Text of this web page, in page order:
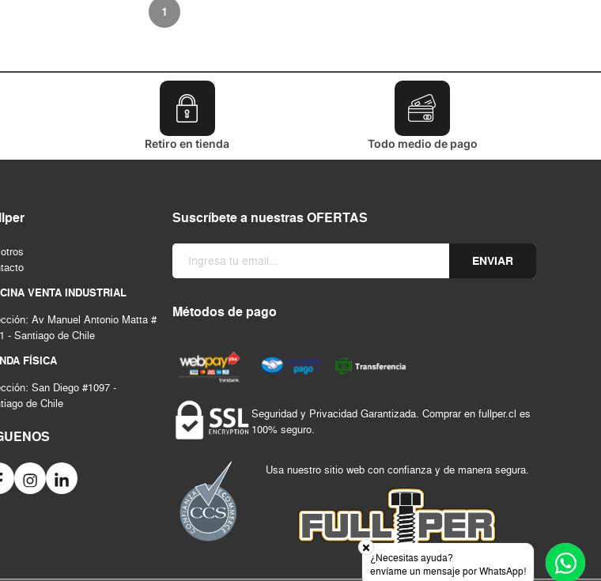
1
Retiro en tienda Todo medio de pago
VENTA INDUSTRIAL
Av Manuel Antonio Matta #
- Santiago de Chile
FÍSICA
San Diego #1097 -
de Chile
Suscríbete a nuestras OFERTAS
ENVIAR
Métodos de pago
Seguridad y Privacidad Garantizada. Comprar en fullper.cl es
100% seguro.
Usa nuestro sitio web con confianza y de manera segura.
¿Necesitas ayuda?
envíame un mensaje por WhatsApp!